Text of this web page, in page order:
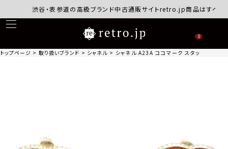
渋谷・表参道の高級ブランド中古通販サイトretro.jp商品はすべて正規
0
トップページ 取り扱いブランド シャネル シャネル A23A ココマーク スタッズ ピアス